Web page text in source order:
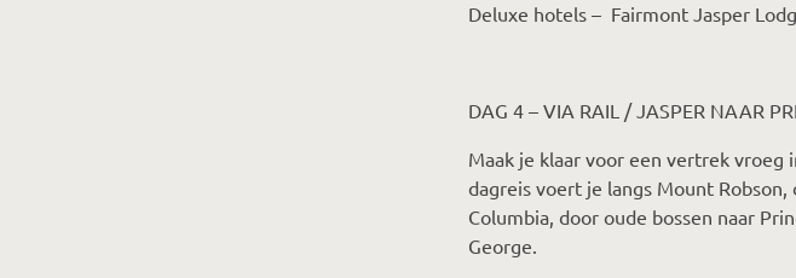
Deluxe hotels – Fairmont Jasper
DAG 4 – VIA RAIL / JASPER NAAR
Maak je klaar voor een vertrek vroeg
dagreis voert je langs Mount
Columbia, door oude bossen naar
George.